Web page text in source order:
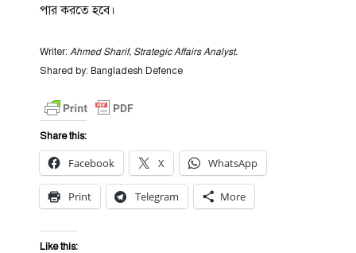
পার করতে হবে।
Writer: Ahmed Sharif, Strategic Affairs Analyst.
Shared by: Bangladesh Defence
Share this:
Facebook X WhatsApp
Print Telegram More
Like this: